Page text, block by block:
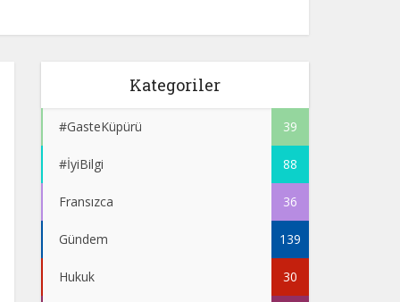
Kategoriler
#GasteKüpürü 39
#İyiBilgi 88
Fransızca 36
Gündem 139
Hukuk 30